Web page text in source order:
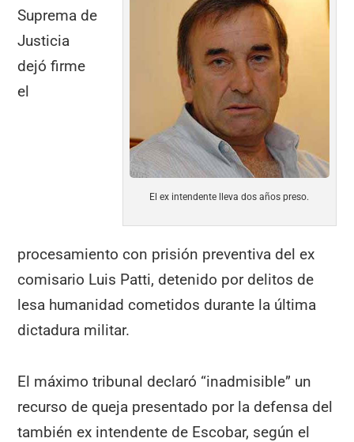
El ex intendente lleva dos años preso.
Suprema de
Justicia
dejó firme
el
procesamiento con prisión preventiva del ex
comisario Luis Patti, detenido por delitos de
lesa humanidad cometidos durante la última
dictadura militar.
El máximo tribunal declaró “inadmisible” un
recurso de queja presentado por la defensa del
también ex intendente de Escobar, según el